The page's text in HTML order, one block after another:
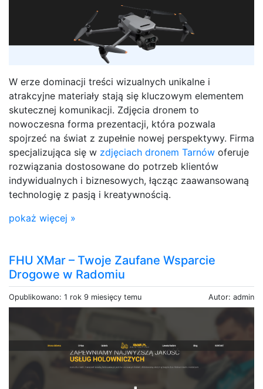
W erze dominacji treści wizualnych unikalne i
atrakcyjne materiały stają się kluczowym elementem
skutecznej komunikacji. Zdjęcia dronem to
nowoczesna forma prezentacji, która pozwala
spojrzeć na świat z zupełnie nowej perspektywy. Firma
specjalizująca się w zdjęciach dronem Tarnów oferuje
rozwiązania dostosowane do potrzeb klientów
indywidualnych i biznesowych, łącząc zaawansowaną
technologię z pasją i kreatywnością.
pokaż więcej »
FHU XMar – Twoje Zaufane Wsparcie
Drogowe w Radomiu
Opublikowano: 1 rok 9 miesięcy temu Autor: admin